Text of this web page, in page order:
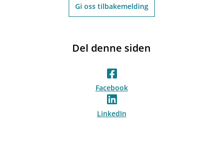
Gi oss tilbakemelding
Del denne siden
Facebook
LinkedIn